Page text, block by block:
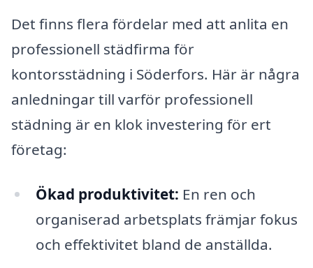
Det finns flera fördelar med att anlita en
professionell städfirma för
kontorsstädning i Söderfors. Här är några
anledningar till varför professionell
städning är en klok investering för ert
företag:
Ökad produktivitet: En ren och
organiserad arbetsplats främjar fokus
och effektivitet bland de anställda.